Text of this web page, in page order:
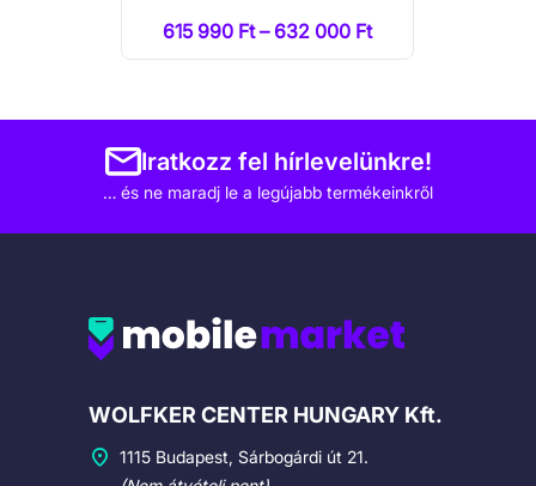
615 990 Ft – 632 000 Ft
Iratkozz fel hírlevelünkre!
… és ne maradj le a legújabb termékeinkről
Cégadatok
WOLFKER CENTER HUNGARY Kft.
1115 Budapest, Sárbogárdi út 21.